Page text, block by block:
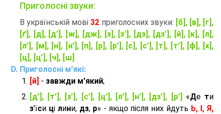
Приголосні звуки:
В українській мові 32 приголосних звуки: [б], [в], [г],
[ґ], [д], [д’], [ж], [дж], [з], [з’], [дз], [дз’], [й], [к], [л],
[л’], [м], [н], [н’], [п], [р], [р’], [с], [с’], [т], [т’], [ф], [х],
[ц], [ц’], [ч], [ш]
Приголосні м'які:
[й] - завжди м'який;
[д’], [т’], [з’], [с’], [ц’], [л’], [н’], [дз’], [р’]
«Де ти
з'їси ці лини, дз, р» - якщо після них йдуть Ь, І, Я,